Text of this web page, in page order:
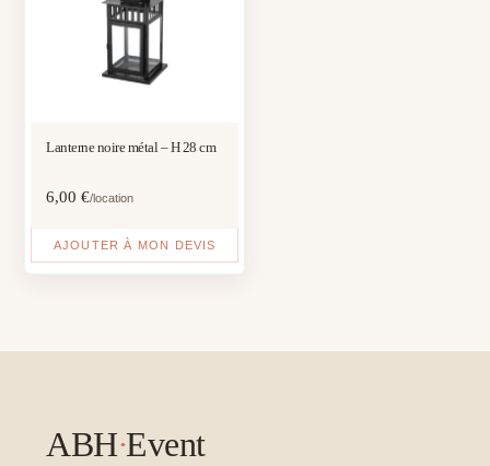
Lanterne noire métal – H 28 cm
6,00€/location
AJOUTER À MON DEVIS
ABH·Event